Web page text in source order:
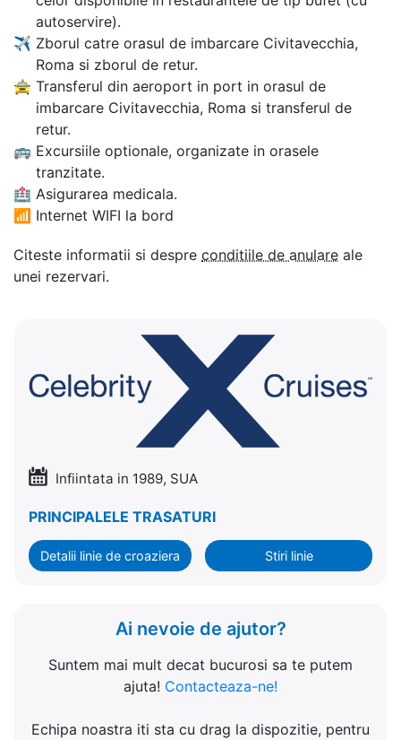
autoservire).
✈ Zborul catre orasul de imbarcare Civitavecchia,
Roma si zborul de retur.
🚖 Transferul din aeroport in port in orasul de
imbarcare Civitavecchia, Roma si transferul de
retur.
🚌 Excursiile optionale, organizate in orasele
tranzitate.
🏥 Asigurarea medicala.
📶 Internet WIFI la bord
Citeste informatii si despre conditiile de anulare ale
unei rezervari.
Infiintata in 1989, SUA
PRINCIPALELE TRASATURI
Detalii linie de croaziera Stiri linie
Ai nevoie de ajutor?
Suntem mai mult decat bucurosi sa te putem
ajuta! Contacteaza-ne!
Echipa noastra iti sta cu drag la dispozitie, pentru